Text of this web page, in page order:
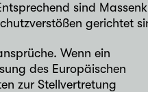
sind
gerichtet
Wenn ein
des Europäischen
zur Stellvertretung